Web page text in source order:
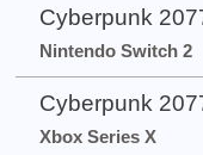
Cyberpunk
Nintendo Switch 2
Cyberpunk
Xbox Series X